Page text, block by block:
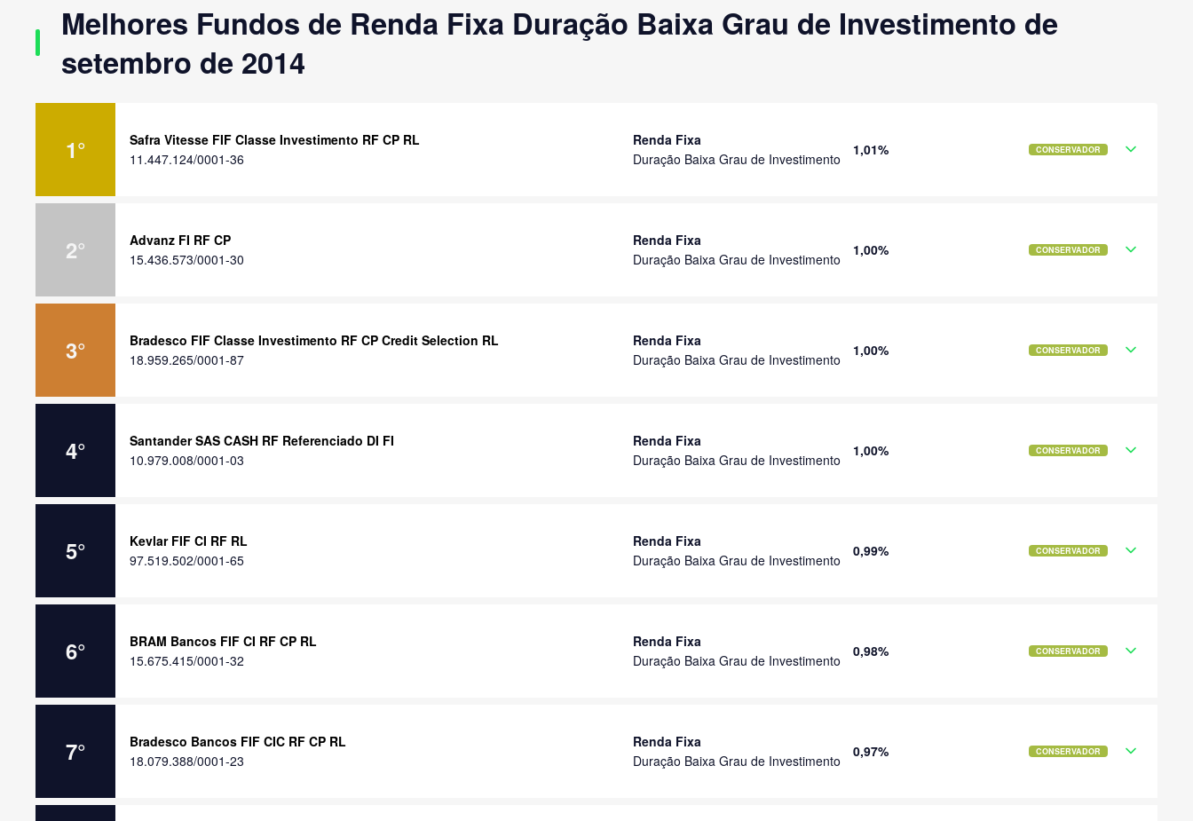
Melhores Fundos de Renda Fixa Duração Baixa Grau de Investimento de
setembro de 2014
1°
Safra Vitesse FIF Classe Investimento RF CP RL
11.447.124/0001-36
Renda Fixa
Duração Baixa Grau de Investimento
1,01% CONSERVADOR
2°
Advanz FI RF CP
15.436.573/0001-30
Renda Fixa
Duração Baixa Grau de Investimento
1,00% CONSERVADOR
3°
Bradesco FIF Classe Investimento RF CP Credit Selection RL
18.959.265/0001-87
Renda Fixa
Duração Baixa Grau de Investimento
1,00% CONSERVADOR
4°
Santander SAS CASH RF Referenciado DI FI
10.979.008/0001-03
Renda Fixa
Duração Baixa Grau de Investimento
1,00% CONSERVADOR
5°
Kevlar FIF CI RF RL
97.519.502/0001-65
Renda Fixa
Duração Baixa Grau de Investimento
0,99% CONSERVADOR
6°
BRAM Bancos FIF CI RF CP RL
15.675.415/0001-32
Renda Fixa
Duração Baixa Grau de Investimento
0,98% CONSERVADOR
7°
Bradesco Bancos FIF CIC RF CP RL
18.079.388/0001-23
Renda Fixa
Duração Baixa Grau de Investimento
0,97% CONSERVADOR